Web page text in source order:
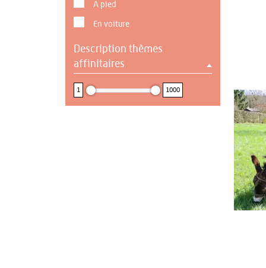
A pied
En voiture
Description thèmes
affinitaires
1 1000